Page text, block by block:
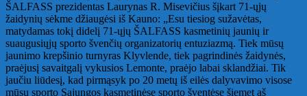
ŠALFASS prezidentas Laurynas R. Misevičius šįkart 71-ųjų
žaidynių sėkme džiaugėsi iš Kauno: „Esu tiesiog sužavėtas,
matydamas tokį didelį 71-ųjų ŠALFASS kasmetinių jaunių ir
suaugusiųjų sporto švenčių organizatorių entuziazmą. Tiek mūsų
jaunimo krepšinio turnyras Klyvlende, tiek pagrindinės žaidynės,
praėjusį savaitgalį vykusios Lemonte, praėjo labai sklandžiai. Tik
jaučiu liūdesį, kad pirmąsyk po 20 metų iš eilės dalyvavimo visose
mūsų sporto Sąjungos kasmetinėse sporto šventėse šiemet aš